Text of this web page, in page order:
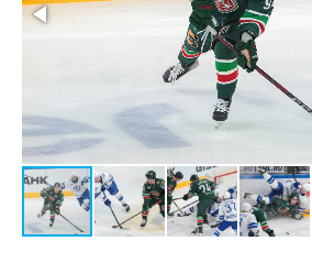
2:3 Сафонов (Барабанов,
3:3 Галимов (Марченко, Лямкин,
4:3 Миллер (Лямкин, Бровкин,
5:3 Барабанов (Сафонов, 43:34)